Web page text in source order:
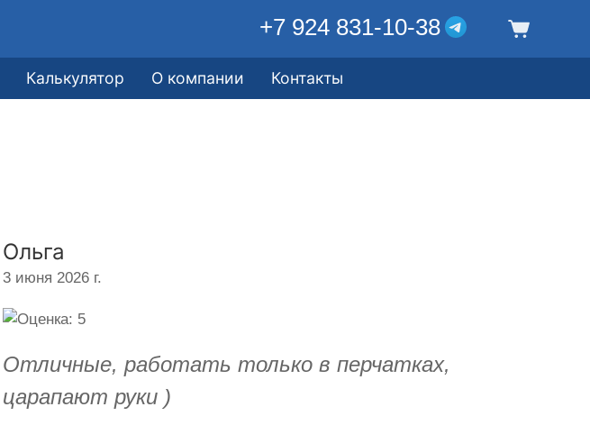
+7 924 831-10-38
Калькулятор О компании Контакты
Ольга
3 июня 2026 г.
Отличные, работать только в перчатках,
царапают руки )